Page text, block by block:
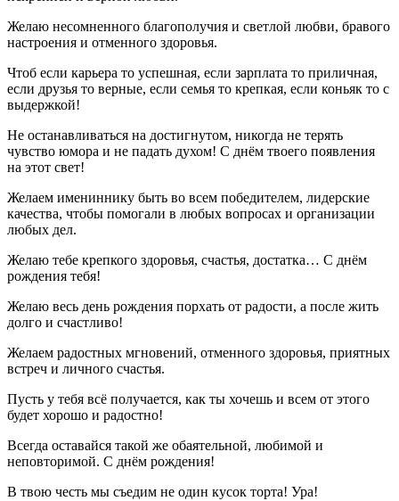
Желаю несомненного благополучия и светлой любви, бравого
настроения и отменного здоровья.
Чтоб если карьера то успешная, если зарплата то приличная,
если друзья то верные, если семья то крепкая, если коньяк то с
выдержкой!
Не останавливаться на достигнутом, никогда не терять
чувство юмора и не падать духом! С днём твоего появления
на этот свет!
Желаем имениннику быть во всем победителем, лидерские
качества, чтобы помогали в любых вопросах и организации
любых дел.
Желаю тебе крепкого здоровья, счастья, достатка… С днём
рождения тебя!
Желаю весь день рождения порхать от радости, а после жить
долго и счастливо!
Желаем радостных мгновений, отменного здоровья, приятных
встреч и личного счастья.
Пусть у тебя всё получается, как ты хочешь и всем от этого
будет хорошо и радостно!
Всегда оставайся такой же обаятельной, любимой и
неповторимой. С днём рождения!
В твою честь мы съедим не один кусок торта! Ура!